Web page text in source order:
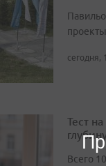
сегодня,
Тест
Всего